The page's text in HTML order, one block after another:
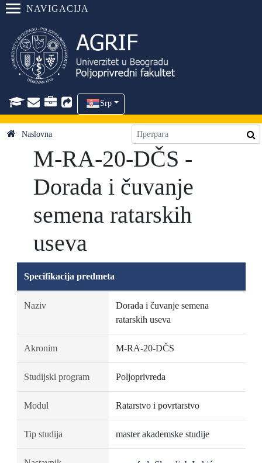
NAVIGACIJA
Srp
Naslovna
M-RA-20-DČS -
Dorada i čuvanje
semena ratarskih
useva
Specifikacija predmeta
Naziv
Dorada i čuvanje semena
ratarskih useva
Akronim M-RA-20-DČS
Studijski program Poljoprivreda
Modul Ratarstvo i povrtarstvo
Tip studija master akademske studije